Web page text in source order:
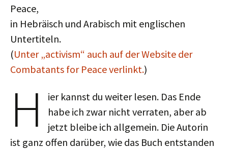
Peace,
in Hebräisch und Arabisch mit englischen
Untertiteln.
(Unter „activism“ auch auf der Website der
Combatants for Peace verlinkt.)
H
ier kannst du weiter lesen. Das Ende
habe ich zwar nicht verraten, aber ab
jetzt bleibe ich allgemein. Die Autorin
ist ganz offen darüber, wie das Buch entstanden